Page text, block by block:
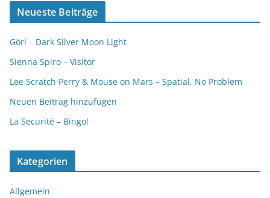
Neueste Beiträge
Görl – Dark Silver Moon Light
Sienna Spiro – Visitor
Lee Scratch Perry & Mouse on Mars – Spatial, No Problem
Neuen Beitrag hinzufügen
La Securité – Bingo!
Kategorien
Allgemein